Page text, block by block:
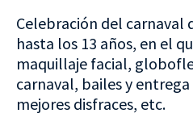
Celebración del carnaval
hasta los 13 años, en el
maquillaje facial,
carnaval, bailes y
mejores disfraces, etc.